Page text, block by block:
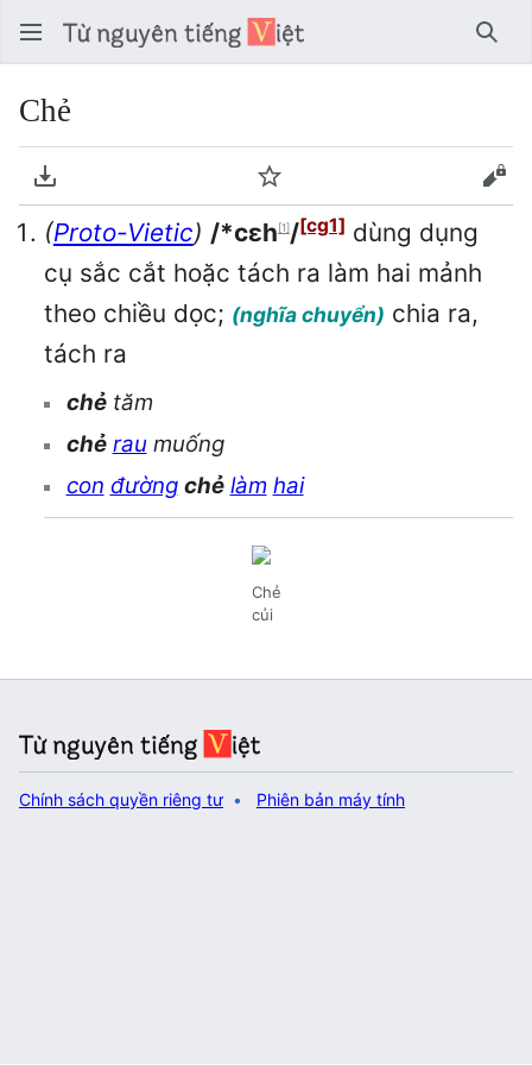
Tìm
Chẻ
Tải về PDF Theo dõi
(Proto-Vietic) /*cɛh [1]/[cg1] dùng dụng
cụ sắc cắt hoặc tách ra làm hai mảnh
theo chiều dọc; (nghĩa chuyển) chia ra,
tách ra
chẻtăm
chẻ raumuống
con đường chẻ làm hai
Chẻ
củi
Chính sách quyền riêng tư Phiên bản máy tính